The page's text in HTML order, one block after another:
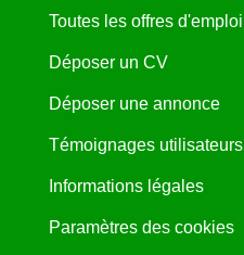
Toutes les offres d'emploi
Déposer un CV
Déposer une annonce
Témoignages utilisateurs
Informations légales
Paramètres des cookies